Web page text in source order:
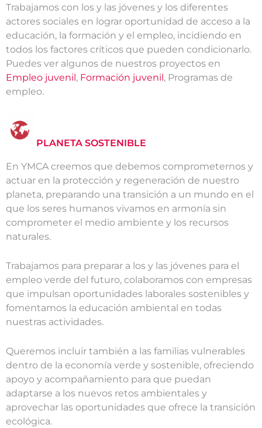
Trabajamos con los y las jóvenes y los diferentes
actores sociales en lograr oportunidad de acceso a la
educación, la formación y el empleo, incidiendo en
todos los factores críticos que pueden condicionarlo.
Puedes ver algunos de nuestros proyectos en
Empleo juvenil, Formación juvenil, Programas de
empleo.
PLANETA SOSTENIBLE
En YMCA creemos que debemos comprometernos y
actuar en la protección y regeneración de nuestro
planeta, preparando una transición a un mundo en el
que los seres humanos vivamos en armonía sin
comprometer el medio ambiente y los recursos
naturales.
Trabajamos para preparar a los y las jóvenes para el
empleo verde del futuro, colaboramos con empresas
que impulsan oportunidades laborales sostenibles y
fomentamos la educación ambiental en todas
nuestras actividades.
Queremos incluir también a las familias vulnerables
dentro de la economía verde y sostenible, ofreciendo
apoyo y acompañamiento para que puedan
adaptarse a los nuevos retos ambientales y
aprovechar las oportunidades que ofrece la transición
ecológica.